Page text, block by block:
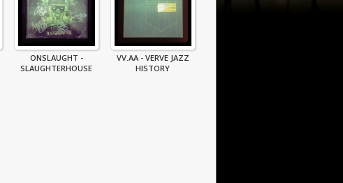
ONSLAUGHT -
SLAUGHTERHOUSE
VV.AA - VERVE JAZZ
HISTORY